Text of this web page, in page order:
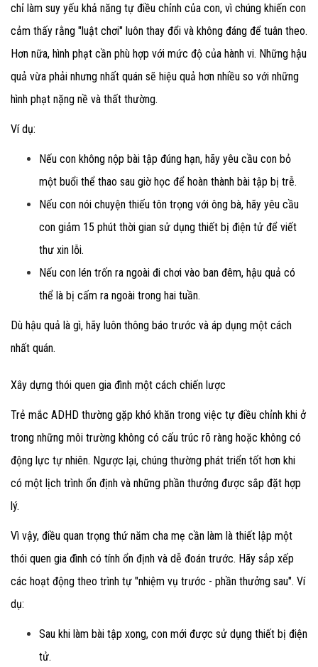
chỉ làm suy yếu khả năng tự điều chỉnh của con, vì chúng khiến con
cảm thấy rằng "luật chơi" luôn thay đổi và không đáng để tuân theo.
Hơn nữa, hình phạt cần phù hợp với mức độ của hành vi. Những hậu
quả vừa phải nhưng nhất quán sẽ hiệu quả hơn nhiều so với những
hình phạt nặng nề và thất thường.
Ví dụ:
Nếu con không nộp bài tập đúng hạn, hãy yêu cầu con bỏ
một buổi thể thao sau giờ học để hoàn thành bài tập bị trễ.
Nếu con nói chuyện thiếu tôn trọng với ông bà, hãy yêu cầu
con giảm 15 phút thời gian sử dụng thiết bị điện tử để viết
thư xin lỗi.
Nếu con lén trốn ra ngoài đi chơi vào ban đêm, hậu quả có
thể là bị cấm ra ngoài trong hai tuần.
Dù hậu quả là gì, hãy luôn thông báo trước và áp dụng một cách
nhất quán.
Xây dựng thói quen gia đình một cách chiến lược
Trẻ mắc ADHD thường gặp khó khăn trong việc tự điều chỉnh khi ở
trong những môi trường không có cấu trúc rõ ràng hoặc không có
động lực tự nhiên. Ngược lại, chúng thường phát triển tốt hơn khi
có một lịch trình ổn định và những phần thưởng được sắp đặt hợp
lý.
Vì vậy, điều quan trọng thứ năm cha mẹ cần làm là thiết lập một
thói quen gia đình có tính ổn định và dễ đoán trước. Hãy sắp xếp
các hoạt động theo trình tự "nhiệm vụ trước - phần thưởng sau". Ví
dụ:
Sau khi làm bài tập xong, con mới được sử dụng thiết bị điện
tử.